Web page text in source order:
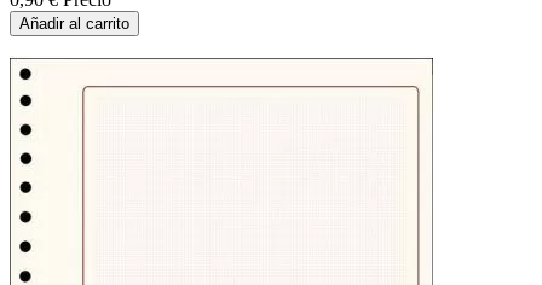
Añadir al carrito